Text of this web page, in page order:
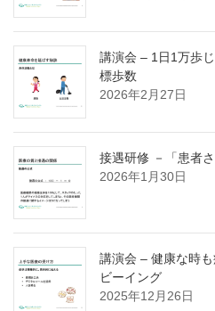
講演会 – 1日1万歩
標歩数
2026年2月27日
接遇研修 －「患者
2026年1月30日
講演会 – 健康な時
ビーイング
2025年12月26日